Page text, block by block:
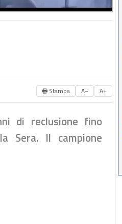
🖶 Stampa A− A+
di reclusione fino
Sera. Il campione